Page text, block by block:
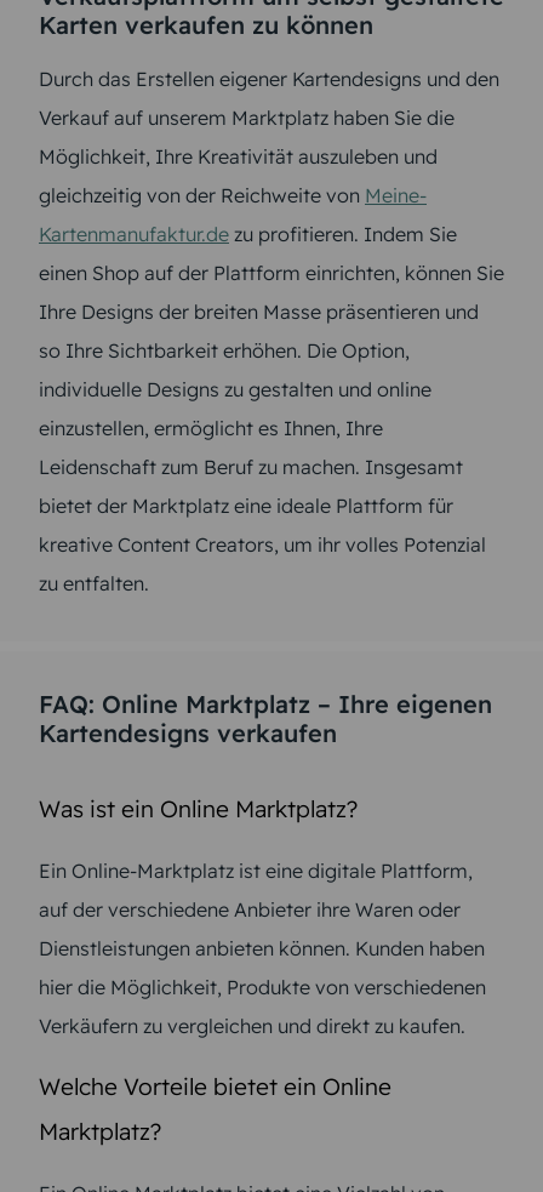
Karten verkaufen zu können
Durch das Erstellen eigener Kartendesigns und den
Verkauf auf unserem Marktplatz haben Sie die
Möglichkeit, Ihre Kreativität auszuleben und
gleichzeitig von der Reichweite von Meine-
Kartenmanufaktur.de zu profitieren. Indem Sie
einen Shop auf der Plattform einrichten, können Sie
Ihre Designs der breiten Masse präsentieren und
so Ihre Sichtbarkeit erhöhen. Die Option,
individuelle Designs zu gestalten und online
einzustellen, ermöglicht es Ihnen, Ihre
Leidenschaft zum Beruf zu machen. Insgesamt
bietet der Marktplatz eine ideale Plattform für
kreative Content Creators, um ihr volles Potenzial
zu entfalten.
FAQ: Online Marktplatz – Ihre eigenen
Kartendesigns verkaufen
Was ist ein Online Marktplatz?
Ein Online-Marktplatz ist eine digitale Plattform,
auf der verschiedene Anbieter ihre Waren oder
Dienstleistungen anbieten können. Kunden haben
hier die Möglichkeit, Produkte von verschiedenen
Verkäufern zu vergleichen und direkt zu kaufen.
Welche Vorteile bietet ein Online
Marktplatz?